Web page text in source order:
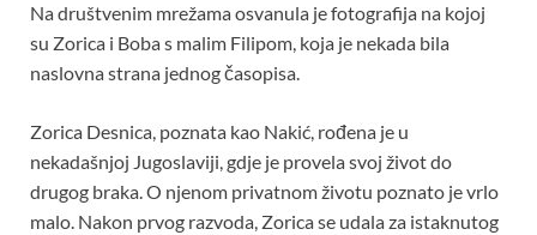
Na društvenim mrežama osvanula je fotografija na kojoj
su Zorica i Boba s malim Filipom, koja je nekada bila
naslovna strana jednog časopisa.
Zorica Desnica, poznata kao Nakić, rođena je u
nekadašnjoj Jugoslaviji, gdje je provela svoj život do
drugog braka. O njenom privatnom životu poznato je vrlo
malo. Nakon prvog razvoda, Zorica se udala za istaknutog